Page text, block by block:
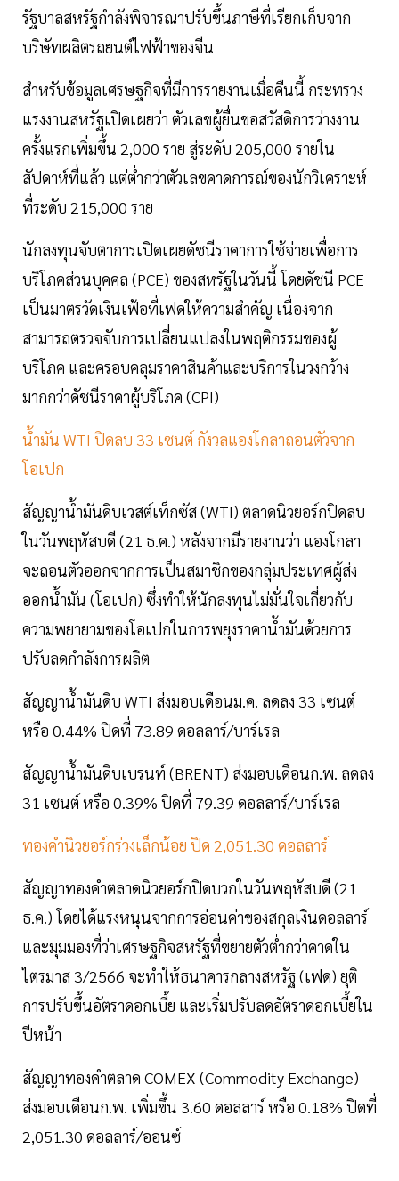
รัฐบาลสหรัฐกำลังพิจารณาปรับขึ้นภาษีที่เรียกเก็บจาก
บริษัทผลิตรถยนต์ไฟฟ้าของจีน
สำหรับข้อมูลเศรษฐกิจที่มีการรายงานเมื่อคืนนี้ กระทรวง
แรงงานสหรัฐเปิดเผยว่า ตัวเลขผู้ยื่นขอสวัสดิการว่างงาน
ครั้งแรกเพิ่มขึ้น 2,000 ราย สู่ระดับ 205,000 รายใน
สัปดาห์ที่แล้ว แต่ต่ำกว่าตัวเลขคาดการณ์ของนักวิเคราะห์
ที่ระดับ 215,000 ราย
นักลงทุนจับตาการเปิดเผยดัชนีราคาการใช้จ่ายเพื่อการ
บริโภคส่วนบุคคล (PCE) ของสหรัฐในวันนี้ โดยดัชนี PCE
เป็นมาตรวัดเงินเฟ้อที่เฟดให้ความสำคัญ เนื่องจาก
สามารถตรวจจับการเปลี่ยนแปลงในพฤติกรรมของผู้
บริโภค และครอบคลุมราคาสินค้าและบริการในวงกว้าง
มากกว่าดัชนีราคาผู้บริโภค (CPI)
น้ำมัน WTI ปิดลบ 33 เซนต์ กังวลแองโกลาถอนตัวจาก
โอเปก
สัญญาน้ำมันดิบเวสต์เท็กซัส (WTI) ตลาดนิวยอร์กปิดลบ
ในวันพฤหัสบดี (21 ธ.ค.) หลังจากมีรายงานว่า แองโกลา
จะถอนตัวออกจากการเป็นสมาชิกของกลุ่มประเทศผู้ส่ง
ออกน้ำมัน (โอเปก) ซึ่งทำให้นักลงทุนไม่มั่นใจเกี่ยวกับ
ความพยายามของโอเปกในการพยุงราคาน้ำมันด้วยการ
ปรับลดกำลังการผลิต
สัญญาน้ำมันดิบ WTI ส่งมอบเดือนม.ค. ลดลง 33 เซนต์
หรือ 0.44% ปิดที่ 73.89 ดอลลาร์/บาร์เรล
สัญญาน้ำมันดิบเบรนท์ (BRENT) ส่งมอบเดือนก.พ. ลดลง
31 เซนต์ หรือ 0.39% ปิดที่ 79.39 ดอลลาร์/บาร์เรล
ทองคำนิวยอร์กร่วงเล็กน้อย ปิด 2,051.30 ดอลลาร์
สัญญาทองคำตลาดนิวยอร์กปิดบวกในวันพฤหัสบดี (21
ธ.ค.) โดยได้แรงหนุนจากการอ่อนค่าของสกุลเงินดอลลาร์
และมุมมองที่ว่าเศรษฐกิจสหรัฐที่ขยายตัวต่ำกว่าคาดใน
ไตรมาส 3/2566 จะทำให้ธนาคารกลางสหรัฐ (เฟด) ยุติ
การปรับขึ้นอัตราดอกเบี้ย และเริ่มปรับลดอัตราดอกเบี้ยใน
ปีหน้า
สัญญาทองคำตลาด COMEX (Commodity Exchange)
ส่งมอบเดือนก.พ. เพิ่มขึ้น 3.60 ดอลลาร์ หรือ 0.18% ปิดที่
2,051.30 ดอลลาร์/ออนซ์